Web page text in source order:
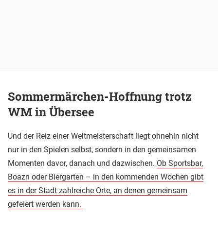
Sommermärchen-Hoffnung trotz
WM in Übersee
Und der Reiz einer Weltmeisterschaft liegt ohnehin nicht
nur in den Spielen selbst, sondern in den gemeinsamen
Momenten davor, danach und dazwischen. Ob Sportsbar,
Boazn oder Biergarten – in den kommenden Wochen gibt
es in der Stadt zahlreiche Orte, an denen gemeinsam
gefeiert werden kann.